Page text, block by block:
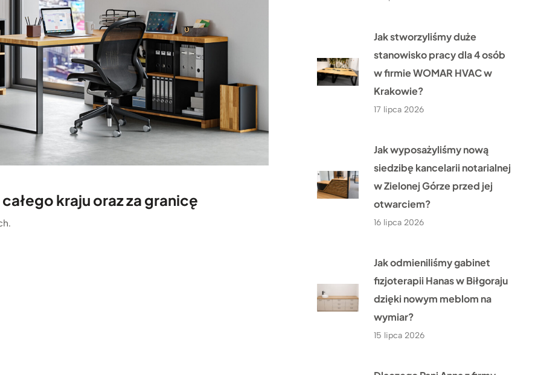
kraju oraz za granicę
Jak stworzyliśmy duże
stanowisko pracy dla 4 osób
w firmie WOMAR HVAC w
Krakowie?
17 lipca 2026
Jak wyposażyliśmy nową
siedzibę kancelarii notarialnej
w Zielonej Górze przed jej
otwarciem?
16 lipca 2026
Jak odmieniliśmy gabinet
fizjoterapii Hanas w Biłgoraju
dzięki nowym meblom na
wymiar?
15 lipca 2026